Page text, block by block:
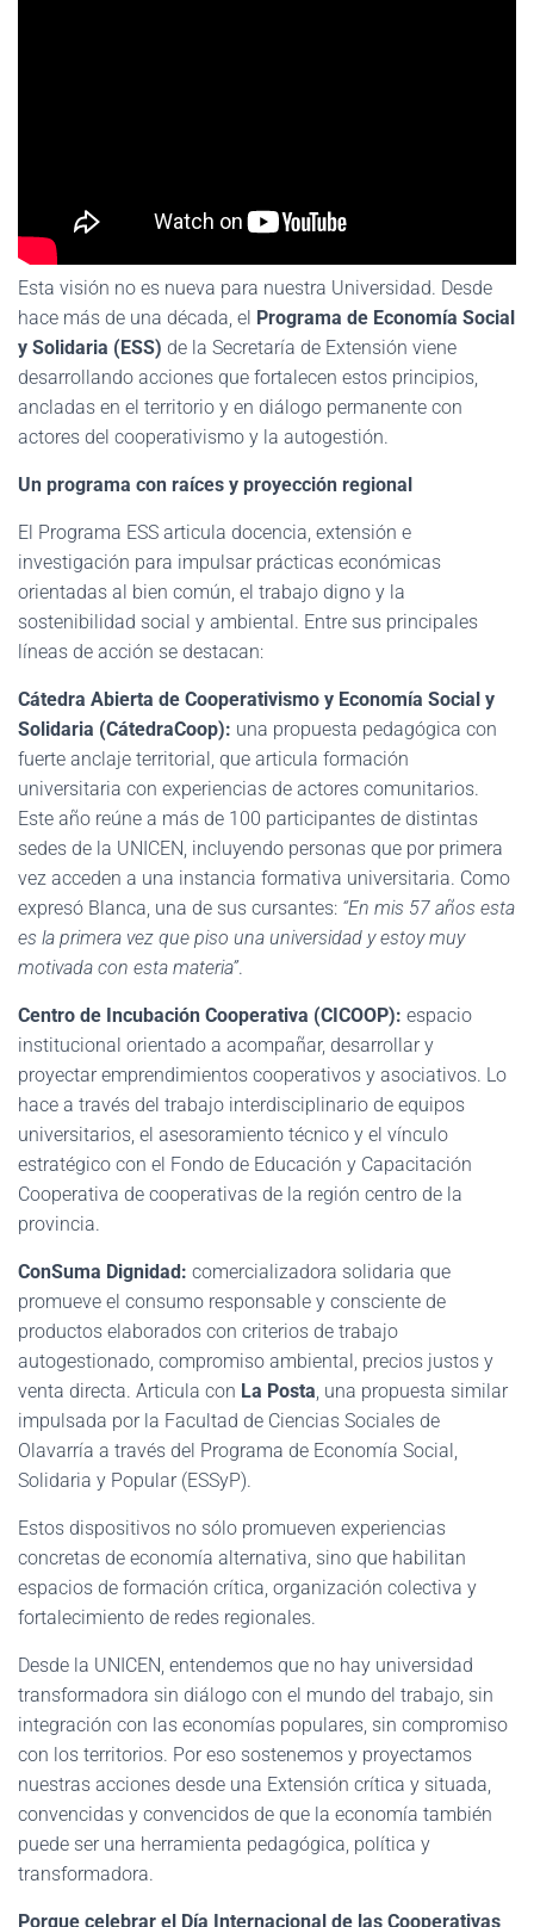
Esta visión no es nueva para nuestra Universidad. Desde
hace más de una década, el Programa de Economía Social
y Solidaria (ESS) de la Secretaría de Extensión viene
desarrollando acciones que fortalecen estos principios,
ancladas en el territorio y en diálogo permanente con
actores del cooperativismo y la autogestión.
Un programa con raíces y proyección regional
El Programa ESS articula docencia, extensión e
investigación para impulsar prácticas económicas
orientadas al bien común, el trabajo digno y la
sostenibilidad social y ambiental. Entre sus principales
líneas de acción se destacan:
Cátedra Abierta de Cooperativismo y Economía Social y
Solidaria (CátedraCoop): una propuesta pedagógica con
fuerte anclaje territorial, que articula formación
universitaria con experiencias de actores comunitarios.
Este año reúne a más de 100 participantes de distintas
sedes de la UNICEN, incluyendo personas que por primera
vez acceden a una instancia formativa universitaria. Como
expresó Blanca, una de sus cursantes: “En mis 57 años esta
es la primera vez que piso una universidad y estoy muy
motivada con esta materia”.
Centro de Incubación Cooperativa (CICOOP): espacio
institucional orientado a acompañar, desarrollar y
proyectar emprendimientos cooperativos y asociativos. Lo
hace a través del trabajo interdisciplinario de equipos
universitarios, el asesoramiento técnico y el vínculo
estratégico con el Fondo de Educación y Capacitación
Cooperativa de cooperativas de la región centro de la
provincia.
ConSuma Dignidad: comercializadora solidaria que
promueve el consumo responsable y consciente de
productos elaborados con criterios de trabajo
autogestionado, compromiso ambiental, precios justos y
venta directa. Articula con La Posta, una propuesta similar
impulsada por la Facultad de Ciencias Sociales de
Olavarría a través del Programa de Economía Social,
Solidaria y Popular (ESSyP).
Estos dispositivos no sólo promueven experiencias
concretas de economía alternativa, sino que habilitan
espacios de formación crítica, organización colectiva y
fortalecimiento de redes regionales.
Desde la UNICEN, entendemos que no hay universidad
transformadora sin diálogo con el mundo del trabajo, sin
integración con las economías populares, sin compromiso
con los territorios. Por eso sostenemos y proyectamos
nuestras acciones desde una Extensión crítica y situada,
convencidas y convencidos de que la economía también
puede ser una herramienta pedagógica, política y
transformadora.
Porque celebrar el Día Internacional de las Cooperativas